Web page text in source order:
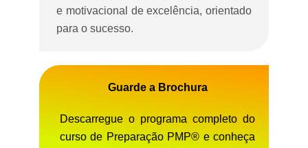
e motivacional de excelência, orientado
para o sucesso.
Guarde a Brochura
Descarregue o programa completo do
curso de Preparação PMP® e conheça